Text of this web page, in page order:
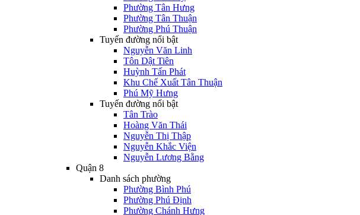
Phường Tân Hưng
Phường Tân Thuận
Phường Phú Thuận
Tuyến đường nổi bật
Nguyễn Văn Linh
Tôn Dật Tiên
Huỳnh Tấn Phát
Khu Chế Xuất Tân Thuận
Phú Mỹ Hưng
Tuyến đường nổi bật
Tân Trào
Hoàng Văn Thái
Nguyễn Thị Thập
Nguyễn Khắc Viện
Nguyễn Lương Bằng
Quận 8
Danh sách phường
Phường Bình Phú
Phường Phú Định
Phường Chánh Hưng